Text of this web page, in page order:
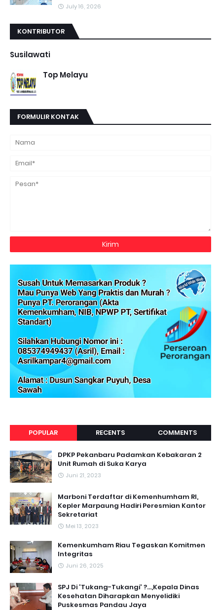
July 16, 2026
KONTRIBUTOR
Susilawati
Top Melayu
FORMULIR KONTAK
POPULAR RECENTS COMMENTS
DPKP Pekanbaru Padamkan Kebakaran 2
Unit Rumah di Suka Karya
Juni 21, 2023
Marboni Terdaftar di Kemenhumham RI,
Kepler Marpaung Hadiri Peresmian Kantor
Sekretariat
Mei 13, 2023
‎Kemenkumham Riau Tegaskan Komitmen
Integritas
Juni 26, 2025
SPJ Di 'Tukang-Tukangi' ?...,Kepala Dinas
Kesehatan Diharapkan Menyelidiki
Puskesmas Pandau Jaya